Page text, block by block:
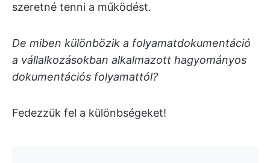
szeretné tenni a működést.
De miben különbözik a folyamatdokumentáció
a vállalkozásokban alkalmazott hagyományos
dokumentációs folyamattól?
Fedezzük fel a különbségeket!